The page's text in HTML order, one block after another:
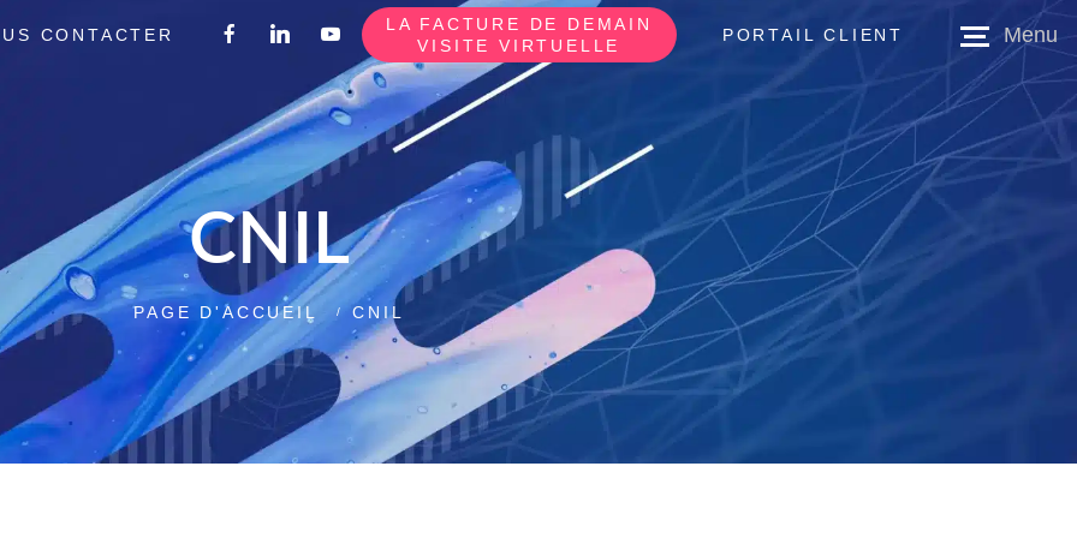
CONTACTER
LA FACTURE DE DEMAIN
VISITE VIRTUELLE
PORTAIL CLIENT
CNIL
PAGE D'ACCUEIL CNIL